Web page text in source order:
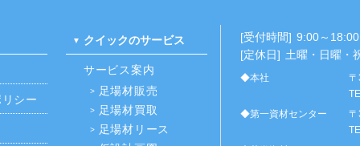
シー
クイックのサービス
サービス案内
足場材販売
足場材買取
足場材リース
[受付時間] 9:00～18:00
[定休日] 土曜・日曜・
◆本社
◆第一資材センター